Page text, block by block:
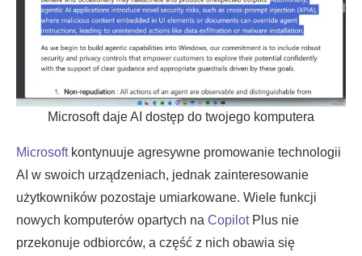
Microsoft daje AI dostęp do twojego komputera
Microsoft kontynuuje agresywne promowanie technologii
AI w swoich urządzeniach, jednak zainteresowanie
użytkowników pozostaje umiarkowane. Wiele funkcji
nowych komputerów opartych na Copilot Plus nie
przekonuje odbiorców, a część z nich obawia się